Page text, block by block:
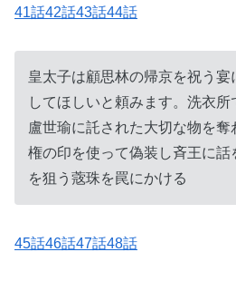
41話42話43話44話
皇太子は顧思林の帰京を祝う
してほしいと頼みます。洗衣
盧世瑜に託された大切な物を
権の印を使って偽装し斉王に話
を狙う蔲珠を罠にかける
45話46話47話48話